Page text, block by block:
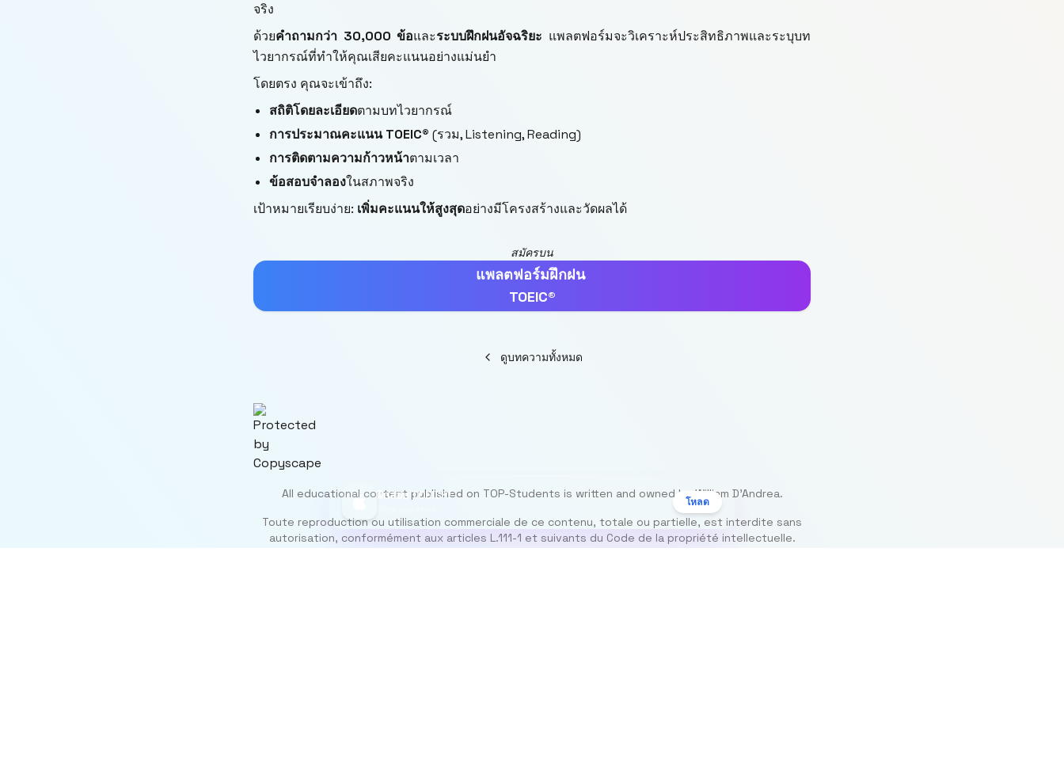
จริง
ด้วยคำถามกว่า 30,000 ข้อและระบบฝึกฝนอัจฉริยะ แพลตฟอร์มจะวิเคราะห์ประสิทธิภาพและระบุบท
ไวยากรณ์ที่ทำให้คุณเสียคะแนนอย่างแม่นยำ
โดยตรง คุณจะเข้าถึง:
สถิติโดยละเอียดตามบทไวยากรณ์
การประมาณคะแนน TOEIC® (รวม, Listening, Reading)
การติดตามความก้าวหน้าตามเวลา
ข้อสอบจำลองในสภาพจริง
เป้าหมายเรียบง่าย: เพิ่มคะแนนให้สูงสุดอย่างมีโครงสร้างและวัดผลได้
สมัครบน
แพลตฟอร์มฝึกฝน
TOEIC®
ดูบทความทั้งหมด
All educational content published on TOP-Students is written and owned by William D’Andrea.
Toute reproduction ou utilisation commerciale de ce contenu, totale ou partielle, est interdite sans
autorisation, conformément aux articles L.111-1 et suivants du Code de la propriété intellectuelle.
ฝึกสอบ TOEIC®!
โหลด